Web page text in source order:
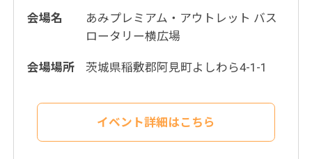
会場名
あみプレミアム・アウトレット バス
ロータリー横広場
会場場所 茨城県稲敷郡阿見町よしわら4-1-1
イベント詳細はこちら